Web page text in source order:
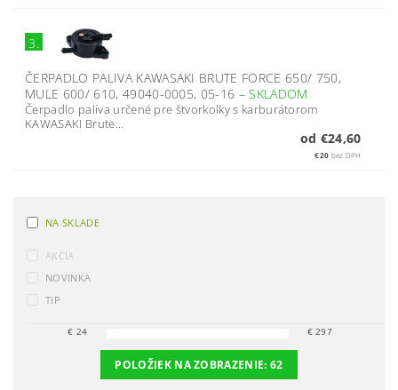
3.
ČERPADLO PALIVA KAWASAKI BRUTE FORCE 650/ 750,
MULE 600/ 610, 49040-0005, 05-16 –SKLADOM
Čerpadlo paliva určené pre štvorkolky s karburátorom
KAWASAKI Brute...
od €24,60
€20 bez DPH
NA SKLADE
AKCIA
NOVINKA
TIP
€ 24 €297
POLOŽIEK NA ZOBRAZENIE:62